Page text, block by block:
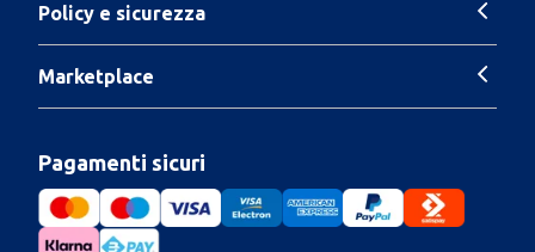
Policy e sicurezza
Marketplace
Pagamenti sicuri